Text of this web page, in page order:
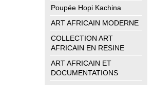
Poupée Hopi Kachina
ART AFRICAIN MODERNE
COLLECTION ART
AFRICAIN EN RESINE
ART AFRICAIN ET
DOCUMENTATIONS